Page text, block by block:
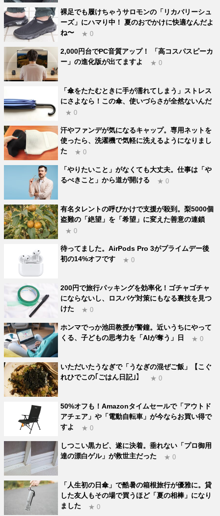
裸足でも履けちゃうサロモンの「リカバリーシュ
ーズ」にハマり中！ 夏のおでかけに快適なんだよ
ね〜
★ 0
2,000円台でPC音質アップ！ 「高コスパスピーカ
ー」の進化版が出てますよ
★ 0
「傘をたたむときに手が濡れてしまう」ストレス
にさよなら！この傘、使いづらさが全然ないんだ
★ 0
汗やファンデが気になるキャップ。専用ネットを
使ったら、洗濯機で気軽に洗えるようになりまし
た
★ 0
「やりたいこと」がなくても大丈夫。仕事は「や
るべきこと」から道が開ける
★ 0
有名タレントの呼びかけで支援が殺到。梨5000個
盗難の「絶望」を「希望」に変えた善意の連鎖
★ 0
待ってました。AirPods Pro 3がプライムデー後
初の14%オフです
★ 0
200円で旅行パッキングを効率化！ゴチャゴチャ
にならないし、ロスバゲ対策にもなる裏技を見つ
けた
★ 0
ホンマでっか池田教授が警鐘。近いうちにやって
くる、子どもの思考力を「AIが奪う」日
★ 0
いただいたうなぎで「うなぎの混ぜご飯」【こぐ
れひでこの｢ごはん日記｣】
★ 0
50%オフも！Amazonタイムセールで「アウトド
アチェア」や「電動自転車」が今ならお買い得で
すよ
★ 0
しつこい黒カビ、遂に決着。垂れない「プロ御用
達の漂白ゲル」が救世主だった
★ 0
「人生初の日傘」で酷暑の箱根旅行が優雅に。貸
した友人もその場で買うほど「夏の相棒」になり
ました
★ 0